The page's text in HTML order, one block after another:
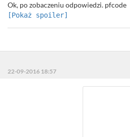
Ok, po zobaczeniu odpowiedzi. pfcode
[Pokaż spoiler]
22-09-2016 18:57